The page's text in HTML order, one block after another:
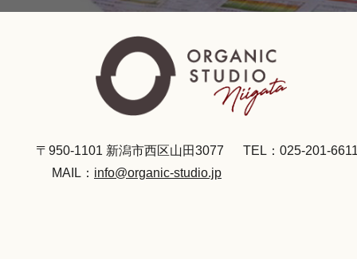
〒950-1101 新潟市西区山田3077
TEL：025-201-
MAIL： info@organic-studio.jp